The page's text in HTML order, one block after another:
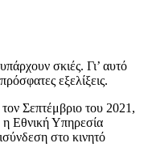
σκιές. Γι’ αυτό
εξελίξεις.
Σεπτέμβριο του 2021,
Εθνική Υπηρεσία
στο κινητό